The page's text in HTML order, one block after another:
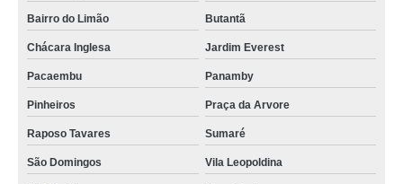
Bairro do Limão Butantã
Chácara Inglesa Jardim Everest
Pacaembu Panamby
Pinheiros Praça da Arvore
Raposo Tavares Sumaré
São Domingos Vila Leopoldina